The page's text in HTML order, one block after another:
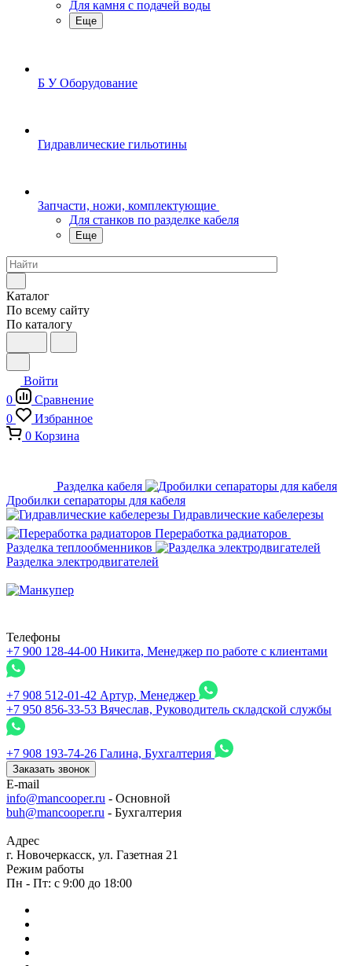
Для камня с подачей воды
Еще
Б У Оборудование
Гидравлические гильотины
Запчасти, ножи, комплектующие
Для станков по разделке кабеля
Еще
Каталог
По всему сайту
По каталогу
Войти
0
Сравнение
0
Избранное
0 Корзина
Разделка кабеля
Дробилки сепараторы для кабеля
Гидравлические кабелерезы
Переработка радиаторов
Разделка теплообменников
Разделка электродвигателей
Телефоны
+7 900 128-44-00 Никита, Менеджер по работе с клиентами
+7 908 512-01-42 Артур, Менеджер
+7 950 856-33-53 Вячеслав, Руководитель складской службы
+7 908 193-74-26 Галина, Бухгалтерия
Заказать звонок
E-mail
info@mancooper.ru - Основной
buh@mancooper.ru - Бухгалтерия
Адрес
г. Новочеркасск, ул. Газетная 21
Режим работы
Пн - Пт: с 9:00 до 18:00